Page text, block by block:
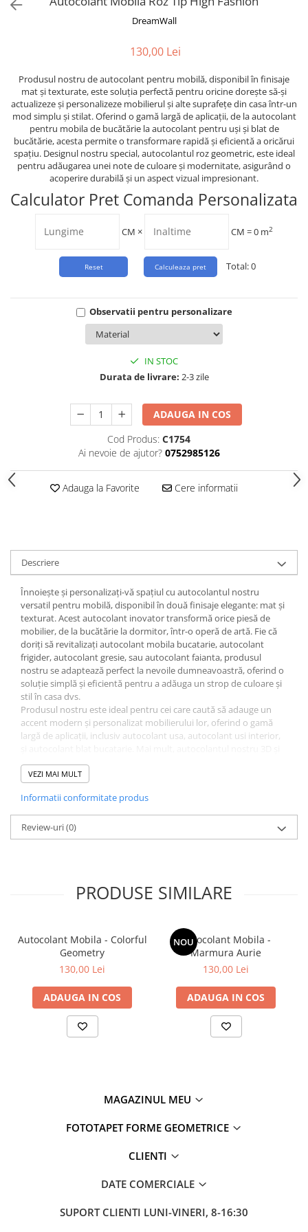
DreamWall
130,00 Lei
Produsul nostru de autocolant pentru mobilă, disponibil în finisaje
mat și texturate, este soluția perfectă pentru oricine dorește să-și
actualizeze și personalizeze mobilierul și alte suprafețe din casa într-un
mod simplu și stilat. Oferind o gamă largă de aplicații, de la autocolant
pentru mobila de bucătărie la autocolant pentru uși și blat de
bucătărie, acesta permite o transformare rapidă și eficientă a oricărui
spațiu. Designul nostru special, autocolantul roz geometric, este ideal
pentru adăugarea unei note de culoare și modernitate, asigurând o
acoperire durabilă și un aspect vizual impresionant.
Calculator Pret Comanda Personalizata
CM × CM =0 m2
Total:0
Observatii pentru personalizare
IN STOC
Durata de livrare: 2-3 zile
ADAUGA IN COS
Cod Produs: C1754
Ai nevoie de ajutor? 0752985126
Adauga la Favorite Cere informatii
Descriere
Înnoiește și personalizați-vă spațiul cu autocolantul nostru
versatil pentru mobilă, disponibil în două finisaje elegante: mat și
texturat. Acest autocolant inovator transformă orice piesă de
mobilier, de la bucătărie la dormitor, într-o operă de artă. Fie că
doriți să revitalizați autocolant mobila bucatarie, autocolant
frigider, autocolant gresie, sau autocolant faianta, produsul
nostru se adaptează perfect la nevoile dumneavoastră, oferind o
soluție simplă și eficientă pentru a adăuga un strop de culoare și
stil în casa dvs.
Produsul nostru este ideal pentru cei care caută să adauge un
accent modern și personalizat mobilierului lor, oferind o gamă
largă de aplicații, inclusiv autocolant usa, autocolant usi interior,
autocolant mobila 3D adaugă o dimensiune vizuală unică,
transformând suprafețele plane în experiențe vizuale captivante.
oferă o soluție durabilă și practică, fiind ușor de aplicat datorită
caracteristicilor sale autoadezive. Fie că alegeți un design
abstract, geometric, sau preferați simplitatea și eleganța unui
autocolant lemn, produsul nostru asigură o acoperire impecabilă
suflu nou în orice cameră. Acest design este ideal pentru cei care
VEZI MAI MULT
Informatii conformitate produs
Review-uri(0)
PRODUSE SIMILARE
Autocolant Mobila - Colorful
Geometry
130,00 Lei
ADAUGA IN COS
NOU
Autocolant Mobila -
Marmura Aurie
130,00 Lei
ADAUGA IN COS
MAGAZINUL MEU
FOTOTAPET FORME GEOMETRICE
CLIENTI
DATE COMERCIALE
SUPORT CLIENTI LUNI-VINERI, 8-16:30